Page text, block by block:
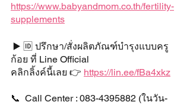
https://www.babyandmom.co.th/fertility-
supplements
ก้อย ที่ Line Official
คลิกลิ้งค์นี้เลย 👉 https://lin.ee/fBa4xkz
📞  Call Center : 083-4395882 (ในวัน-